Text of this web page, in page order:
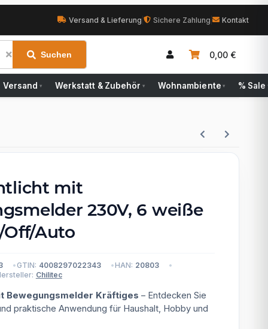
Versand & Lieferung Sichere Zahlung Kontakt
Suchen 0,00 €
Versand ▾ Werkstatt & Zubehör ▾ Wohnambiente ▾ % Sale
mit
230V, 6 weiße
Off/Auto
GTIN: 4008297022343 HAN: 20803
Chilitec
Bewegungsmelder Kräftiges – Entdecken Sie
praktische Anwendung für Haushalt, Hobby und